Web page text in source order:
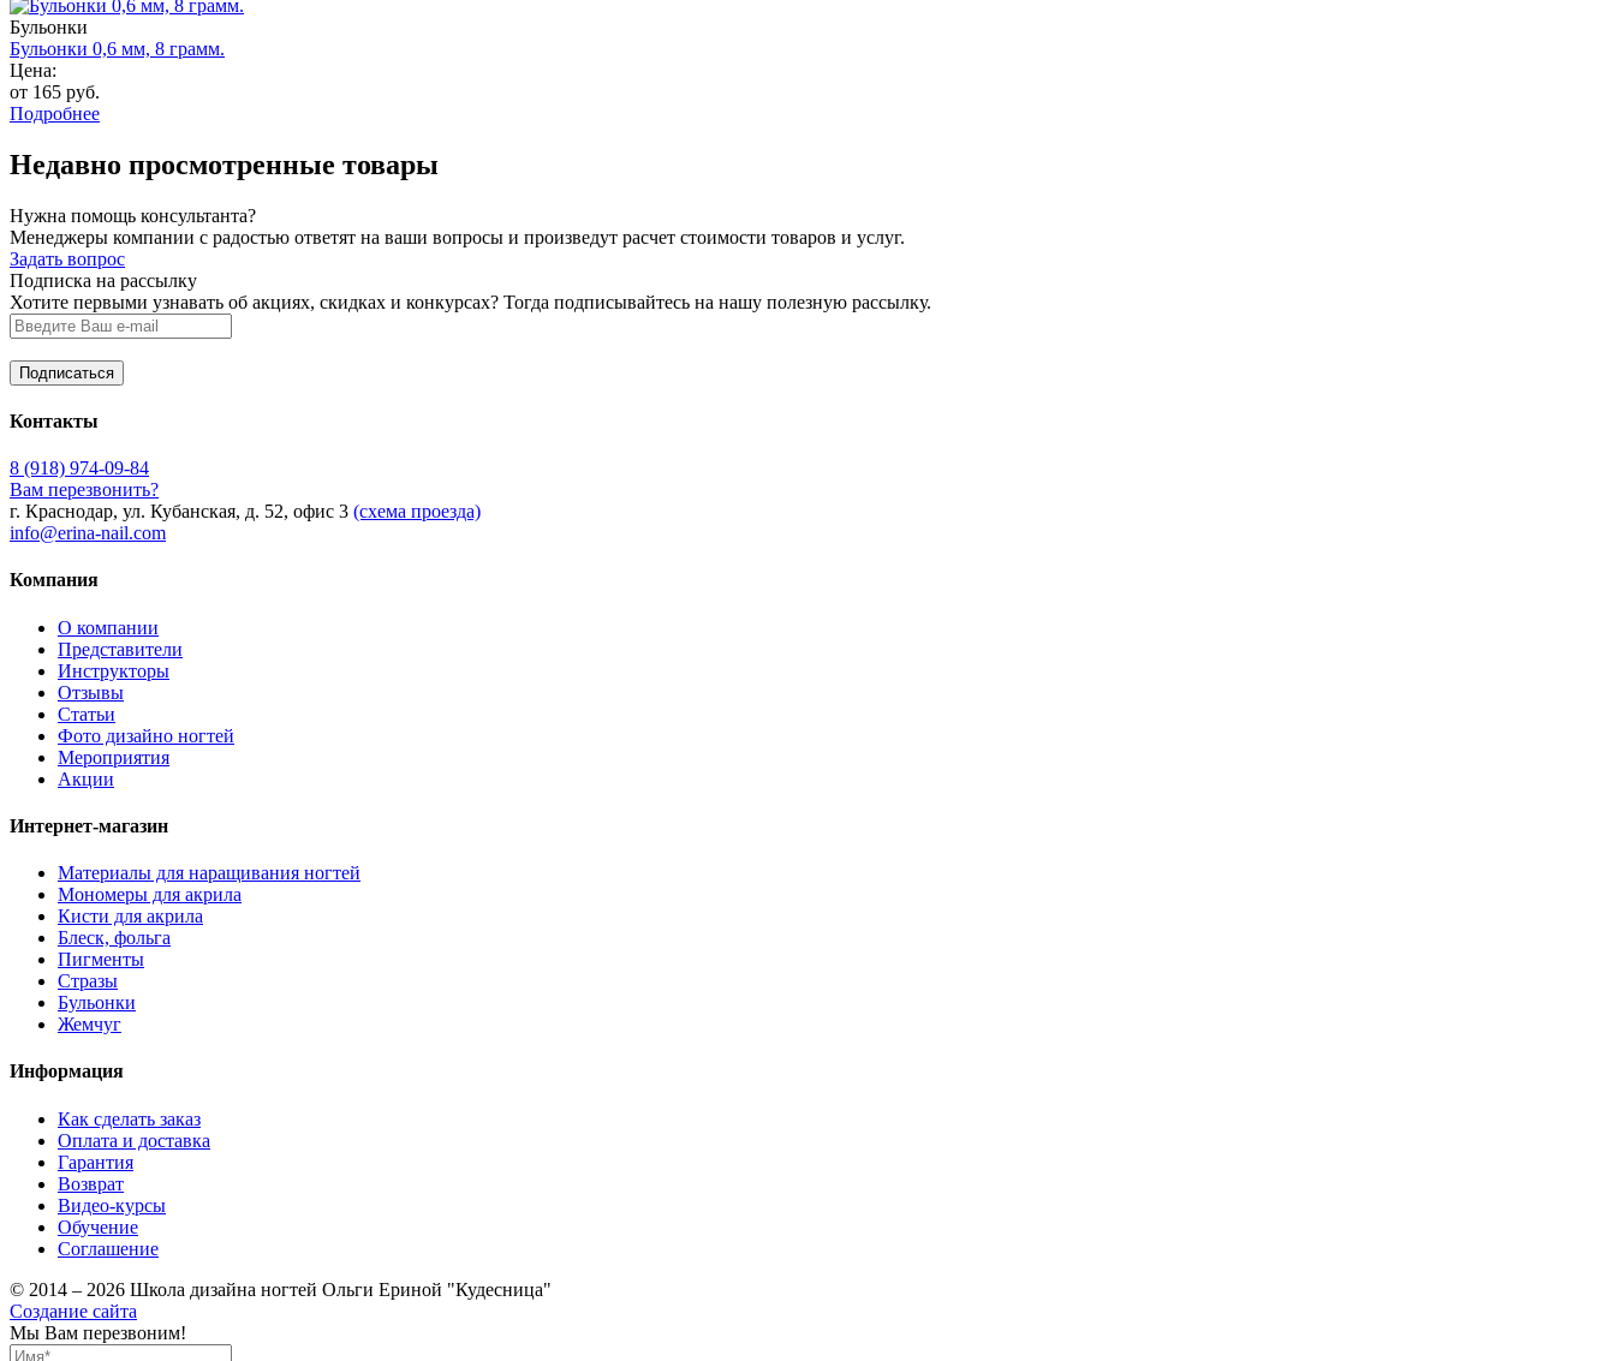
Бульонки
Бульонки 0,6 мм, 8 грамм.
Цена:
от 165 руб.
Подробнее
Недавно просмотренные товары
Нужна помощь консультанта?
Менеджеры компании с радостью ответят на ваши вопросы и произведут расчет стоимости товаров и услуг.
Задать вопрос
Подписка на рассылку
Хотите первыми узнавать об акциях, скидках и конкурсах? Тогда подписывайтесь на нашу полезную рассылку.
Контакты
8 (918) 974-09-84
Вам перезвонить?
г. Краснодар, ул. Кубанская, д. 52, офис 3 (схема проезда)
info@erina-nail.com
Компания
О компании
Представители
Инструкторы
Отзывы
Статьи
Фото дизайно ногтей
Мероприятия
Акции
Интернет-магазин
Материалы для наращивания ногтей
Мономеры для акрила
Кисти для акрила
Блеск, фольга
Пигменты
Стразы
Бульонки
Жемчуг
Информация
Как сделать заказ
Оплата и доставка
Гарантия
Возврат
Видео-курсы
Обучение
Соглашение
© 2014 – 2026 Школа дизайна ногтей Ольги Ериной "Кудесница"
Создание сайта
Мы Вам перезвоним!